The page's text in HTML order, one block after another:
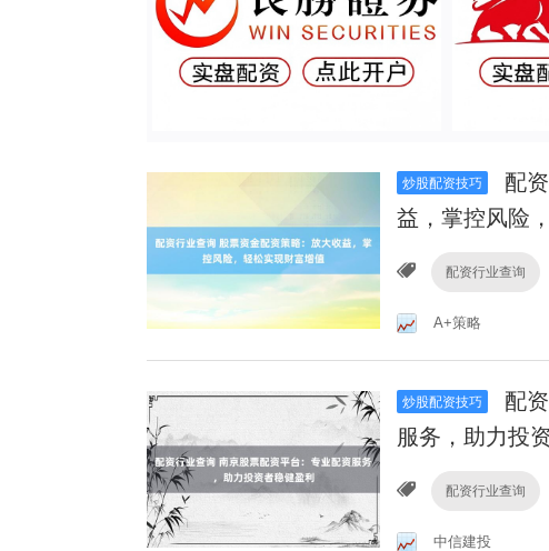
炒股配资技巧
配
益，掌控风险
配资行业查询
A+策略
炒股配资技巧
配
服务，助力投
配资行业查询
中信建投